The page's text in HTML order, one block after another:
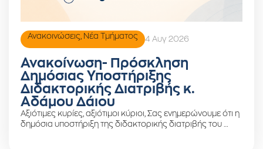
Ανακοινώσεις Νέα Τμήματος 4 Αυγ 2026
Ανακοίνωση- Πρόσκληση
Δημόσιας Υποστήριξης
Διδακτορικής Διατριβής κ.
Αδάμου Δάιου
Αξιότιμες κυρίες, αξιότιμοι κύριοι, Σας ενημερώνουμε ότι η
δημόσια υποστήριξη της διδακτορικής διατριβής του …